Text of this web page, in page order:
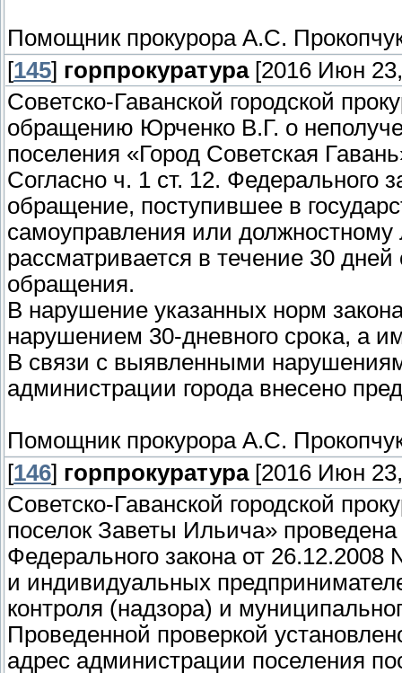
Помощник прокурора А.С.
[145] горпрокуратура[2016 Июн
Советско-Гаванской городской
обращению Юрченко В.Г. о
поселения «Город Советская
Согласно ч. 1 ст. 12. Федерального
обращение, поступившее в
самоуправления или должностному
рассматривается в течение 30
обращения.
В нарушение указанных норм
нарушением 30-дневного срока, а
В связи с выявленными
администрации города внесено
Помощник прокурора А.С.
[146] горпрокуратура[2016 Июн
Советско-Гаванской городской
поселок Заветы Ильича»
Федерального закона от
и индивидуальных
контроля (надзора) и
Проведенной проверкой
адрес администрации поселения